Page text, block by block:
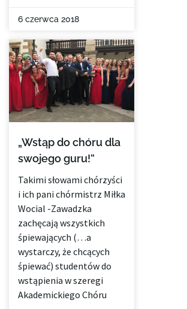
6 czerwca 2018
„Wstąp do chóru dla
swojego guru!”
Takimi słowami chórzyści
i ich pani chórmistrz Miłka
Wocial -Zawadzka
zachęcają wszystkich
śpiewających (…a
wystarczy, że chcących
śpiewać) studentów do
wstąpienia w szeregi
Akademickiego Chóru